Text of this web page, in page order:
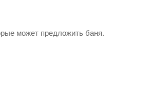
может предложить баня.